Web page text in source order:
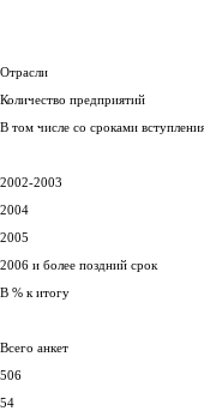
Отрасли
Количество предприятий
В том числе со сроками
2002-2003
2004
2005
2006 и более поздний срок
В % к итогу
Всего анкет
506
54